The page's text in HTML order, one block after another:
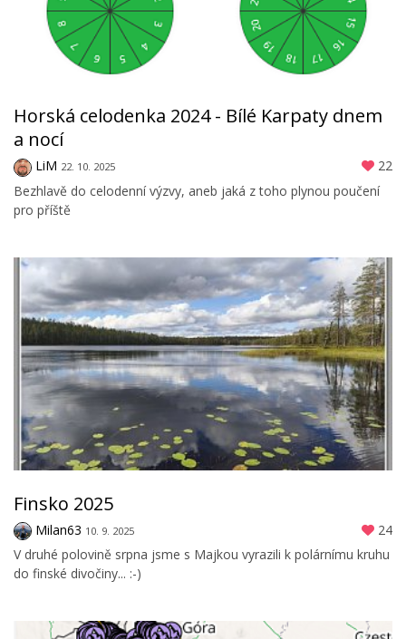
Horská celodenka 2024 - Bílé Karpaty dnem
a nocí
LiM 22. 10. 2025
22
Bezhlavě do celodenní výzvy, aneb jaká z toho plynou poučení
pro příště
Finsko 2025
Milan63 10. 9. 2025
24
V druhé polovině srpna jsme s Majkou vyrazili k polárnímu kruhu
do finské divočiny... :-)